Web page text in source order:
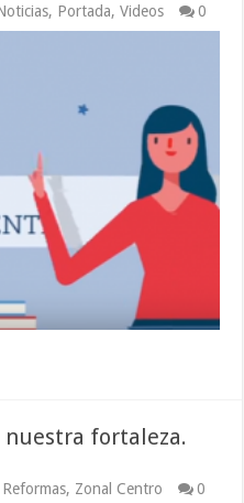
, Portada,Videos 0
nuestra fortaleza.
Reformas, Zonal Centro 0